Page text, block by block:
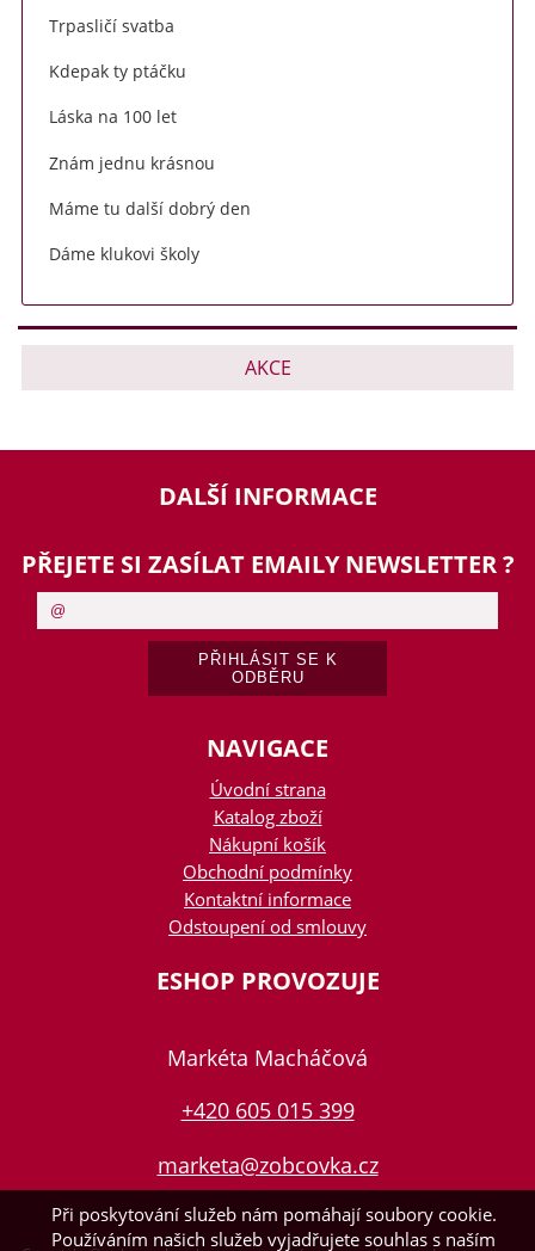
Trpasličí svatba
Kdepak ty ptáčku
Láska na 100 let
Znám jednu krásnou
Máme tu další dobrý den
Dáme klukovi školy
AKCE
DALŠÍ INFORMACE
PŘEJETE SI ZASÍLAT EMAILY NEWSLETTER ?
NAVIGACE
Úvodní strana
Katalog zboží
Nákupní košík
Obchodní podmínky
Kontaktní informace
Odstoupení od smlouvy
ESHOP PROVOZUJE
Markéta Macháčová
+420 605 015 399
marketa@zobcovka.cz
Při poskytování služeb nám pomáhají soubory cookie.
Používáním našich služeb vyjadřujete souhlas s naším